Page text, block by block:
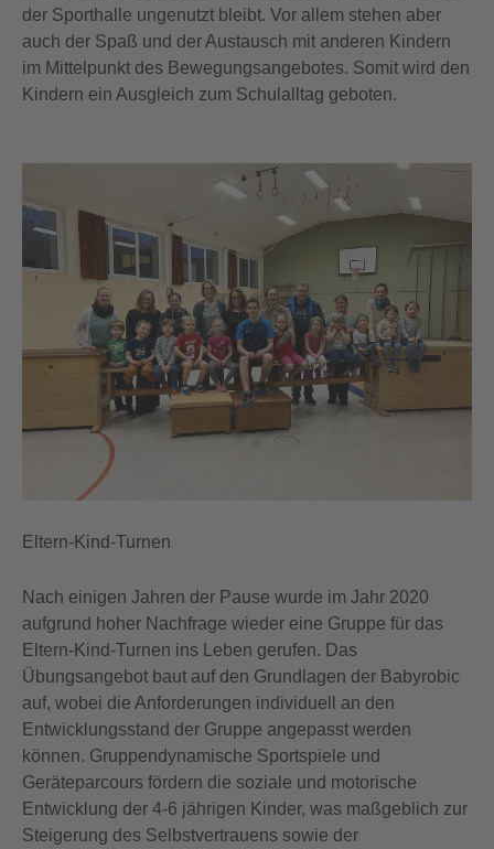
der Sporthalle ungenutzt bleibt. Vor allem stehen aber
auch der Spaß und der Austausch mit anderen Kindern
im Mittelpunkt des Bewegungsangebotes. Somit wird den
Kindern ein Ausgleich zum Schulalltag geboten.
Eltern-Kind-Turnen
Nach einigen Jahren der Pause wurde im Jahr 2020
aufgrund hoher Nachfrage wieder eine Gruppe für das
Eltern-Kind-Turnen ins Leben gerufen. Das
Übungsangebot baut auf den Grundlagen der Babyrobic
auf, wobei die Anforderungen individuell an den
Entwicklungsstand der Gruppe angepasst werden
können. Gruppendynamische Sportspiele und
Geräteparcours fördern die soziale und motorische
Entwicklung der 4-6 jährigen Kinder, was maßgeblich zur
Steigerung des Selbstvertrauens sowie der